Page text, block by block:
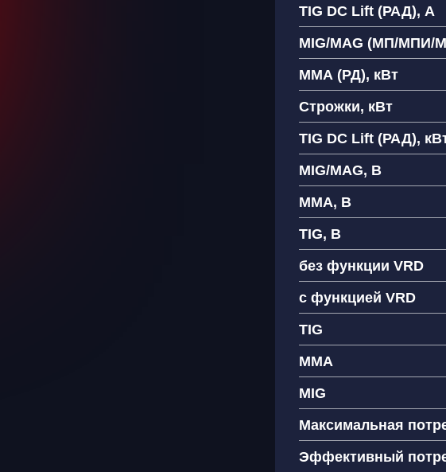
TIG DC Lift (РАД), А
MIG/MAG (МП/МПИ/
ММА (РД), кВт
Строжки, кВт
TIG DC Lift (РАД),
MIG/MAG, В
MMA, В
TIG, В
без функции VRD
с функцией VRD
TIG
MMA
MIG
Максимальная
Эффективный
Ваше имя
Как связаться?